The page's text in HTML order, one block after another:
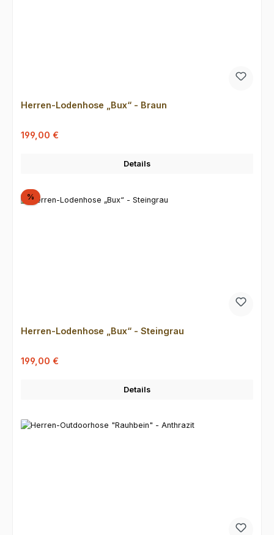
Herren-Lodenhose „Bux“ - Braun
Verkaufspreis:
199,00 €
Details
%Rabatt
Herren-Lodenhose „Bux“ - Steingrau
Verkaufspreis:
199,00 €
Details